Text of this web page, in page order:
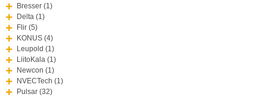
Bresser (1)
Delta (1)
Flir (5)
KONUS (4)
Leupold (1)
LiitoKala (1)
Newcon (1)
NVECTech (1)
Pulsar (32)